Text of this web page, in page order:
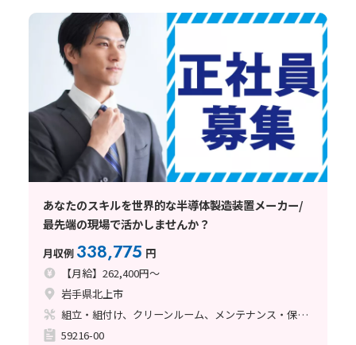
あなたのスキルを世界的な半導体製造装置メーカー/
最先端の現場で活かしませんか？
月収例 338,775 円
【月給】262,400円～
岩手県北上市
組立・組付け、クリーンルーム、メンテナンス・保全、立ち作業、その他
59216-00